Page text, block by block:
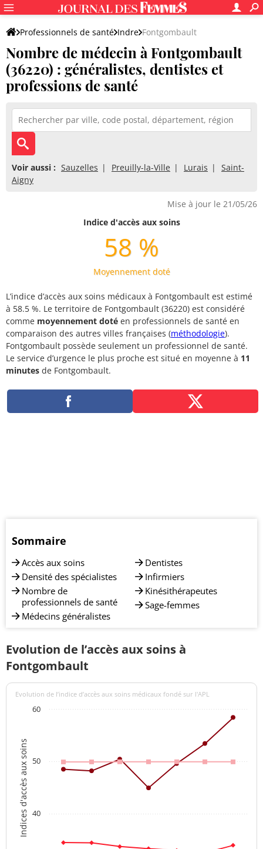
Professionnels de santé Indre Fontgombault
Nombre de médecin à Fontgombault
(36220) : généralistes, dentistes et
professions de santé
Voir aussi : Sauzelles Preuilly-la-Ville Lurais
Saint-
Aigny
Mise à jour le 21/05/26
Indice d'accès aux soins
58 %
Moyennement doté
L’indice d’accès aux soins médicaux à Fontgombault est estimé
à 58.5 %. Le territoire de Fontgombault (36220) est considéré
comme moyennement doté en professionnels de santé en
comparaison des autres villes françaises (méthodologie).
Fontgombault possède seulement un professionnel de santé.
Le service d’urgence le plus proche est situé en moyenne à 11
minutes de Fontgombault.
Sommaire
Accès aux soins
Densité des spécialistes
Nombre de
professionnels de santé
Médecins généralistes
Dentistes
Infirmiers
Kinésithérapeutes
Sage-femmes
Evolution de l’accès aux soins à
Fontgombault
Indices d'accès aux soins
Evolution de l’indice d’accès aux soins médicaux fondé sur l'APL
40
50
60